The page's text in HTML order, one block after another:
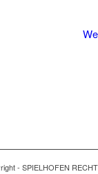
- SPIELHOFEN